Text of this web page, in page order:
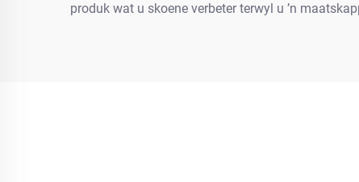
produk wat u skoene verbeter terwyl u ’n